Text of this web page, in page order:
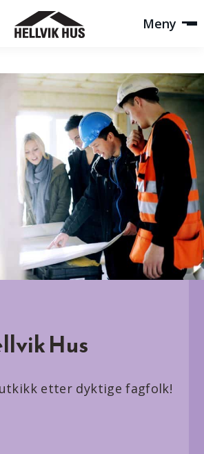
Meny
Hus
etter dyktige fagfolk!